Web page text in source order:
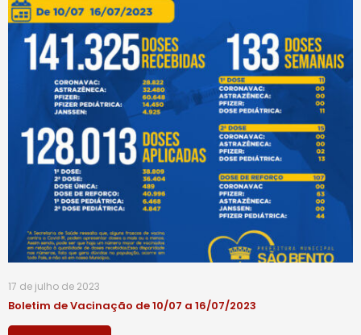
17 de julho de 2023
Boletim de Vacinação de 10/07 a 16/07/2023